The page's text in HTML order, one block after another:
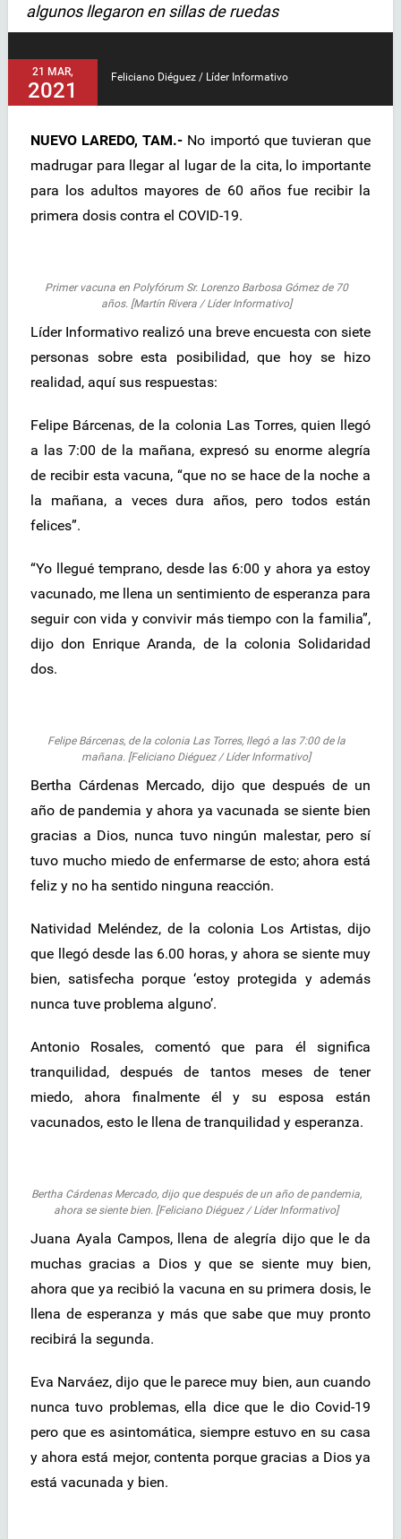
algunos llegaron en sillas de ruedas
21 MAR,
2021
Feliciano Diéguez / Líder Informativo
NUEVO LAREDO, TAM.- No importó que tuvieran que
madrugar para llegar al lugar de la cita, lo importante
para los adultos mayores de 60 años fue recibir la
primera dosis contra el COVID-19.
Primer vacuna en Polyfórum Sr. Lorenzo Barbosa Gómez de 70
años. [Martín Rivera / Líder Informativo]
Líder Informativo realizó una breve encuesta con siete
personas sobre esta posibilidad, que hoy se hizo
realidad, aquí sus respuestas:
Felipe Bárcenas, de la colonia Las Torres, quien llegó
a las 7:00 de la mañana, expresó su enorme alegría
de recibir esta vacuna, “que no se hace de la noche a
la mañana, a veces dura años, pero todos están
felices”.
“Yo llegué temprano, desde las 6:00 y ahora ya estoy
vacunado, me llena un sentimiento de esperanza para
seguir con vida y convivir más tiempo con la familia”,
dijo don Enrique Aranda, de la colonia Solidaridad
dos.
Felipe Bárcenas, de la colonia Las Torres, llegó a las 7:00 de la
mañana. [Feliciano Diéguez / Líder Informativo]
Bertha Cárdenas Mercado, dijo que después de un
año de pandemia y ahora ya vacunada se siente bien
gracias a Dios, nunca tuvo ningún malestar, pero sí
tuvo mucho miedo de enfermarse de esto; ahora está
feliz y no ha sentido ninguna reacción.
Natividad Meléndez, de la colonia Los Artistas, dijo
que llegó desde las 6.00 horas, y ahora se siente muy
bien, satisfecha porque ‘estoy protegida y además
nunca tuve problema alguno’.
Antonio Rosales, comentó que para él significa
tranquilidad, después de tantos meses de tener
miedo, ahora finalmente él y su esposa están
vacunados, esto le llena de tranquilidad y esperanza.
Bertha Cárdenas Mercado, dijo que después de un año de pandemia,
ahora se siente bien. [Feliciano Diéguez / Líder Informativo]
Juana Ayala Campos, llena de alegría dijo que le da
muchas gracias a Dios y que se siente muy bien,
ahora que ya recibió la vacuna en su primera dosis, le
llena de esperanza y más que sabe que muy pronto
recibirá la segunda.
Eva Narváez, dijo que le parece muy bien, aun cuando
nunca tuvo problemas, ella dice que le dio Covid-19
pero que es asintomática, siempre estuvo en su casa
y ahora está mejor, contenta porque gracias a Dios ya
está vacunada y bien.